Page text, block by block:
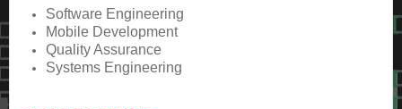
Software Engineering
Mobile Development
Quality Assurance
Systems Engineering